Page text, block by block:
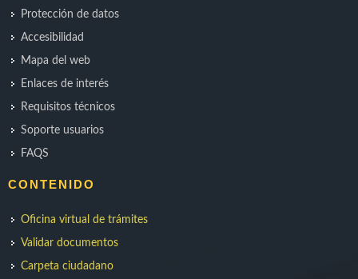
Protección de datos
Accesibilidad
Mapa del web
Enlaces de interés
Requisitos técnicos
Soporte usuarios
FAQS
CONTENIDO
Oficina virtual de trámites
Validar documentos
Carpeta ciudadano